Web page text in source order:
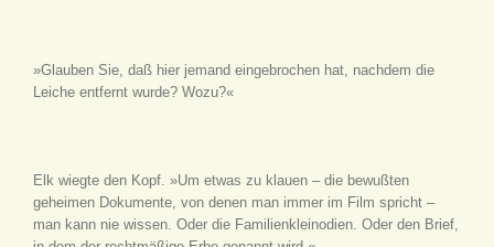
»Glauben Sie, daß hier jemand eingebrochen hat, nachdem die
Leiche entfernt wurde? Wozu?«
Elk wiegte den Kopf. »Um etwas zu klauen – die bewußten
geheimen Dokumente, von denen man immer im Film spricht –
man kann nie wissen. Oder die Familienkleinodien. Oder den Brief,